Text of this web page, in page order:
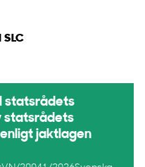
SLC
statsrådets
statsrådets
jaktlagen